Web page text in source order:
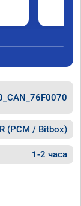
(PCM / Bitbox)
1-2 часа